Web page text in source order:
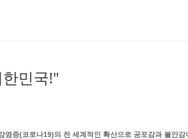
민국!"
염증(코로나19)의 전 세계적인 확산으로 공포감과 불안